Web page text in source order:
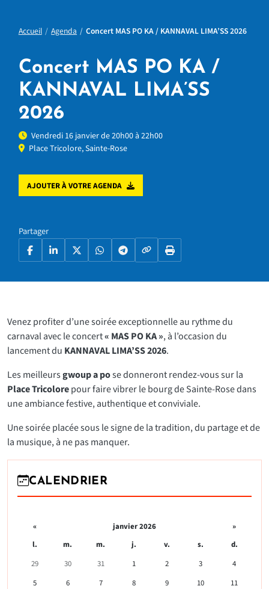
Accueil Agenda Concert MAS PO KA / KANNAVAL LIMA’SS 2026
Concert MAS PO KA /
KANNAVAL LIMA’SS
2026
Vendredi 16 janvier de 20h00 à 22h00
Place Tricolore, Sainte-Rose
AJOUTER À VOTRE AGENDA
Partager
FacebookLinkedIn
X WhatsAppTelegramCopier le lien
Imprimer la page
Venez profiter d’une soirée exceptionnelle au rythme du
carnaval avec le concert« MAS PO KA », à l’occasion du
lancement du KANNAVAL LIMA’SS 2026.
Les meilleursgwoup a pose donneront rendez-vous sur la
Place Tricolorepour faire vibrer le bourg de Sainte-Rose dans
une ambiance festive, authentique et conviviale.
Une soirée placée sous le signe de la tradition, du partage et de
la musique, à ne pas manquer.
CALENDRIER
« janvier 2026
»
l.
m. m. j. v. s.
d.
29
30 31 1 2 3
4
5
6 7 8 9 10 11